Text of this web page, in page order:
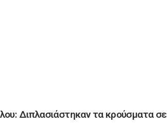
Διπλασιάστηκαν τα κρούσματα σε